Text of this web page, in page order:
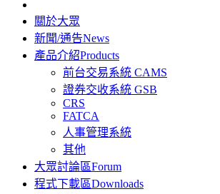
Pop Electronic Products Limited
關於大眾
新聞/通告News
產品介紹Products
前台交易系統 CAMS
證券交收系統 GSB
CRS
FATCA
人事管理系統
其他
大眾討論區Forum
程式下載區Downloads